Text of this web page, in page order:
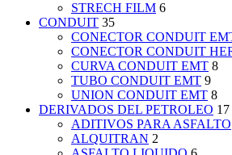
STRECH FILM 6
CONDUIT 35
CONECTOR CONDUIT
CONECTOR CONDUIT
CURVA CONDUIT EMT 8
TUBO CONDUIT EMT 9
UNION CONDUIT EMT 8
DERIVADOS DEL PETROLEO 17
ADITIVOS PARA ASFALTO
ALQUITRAN 2